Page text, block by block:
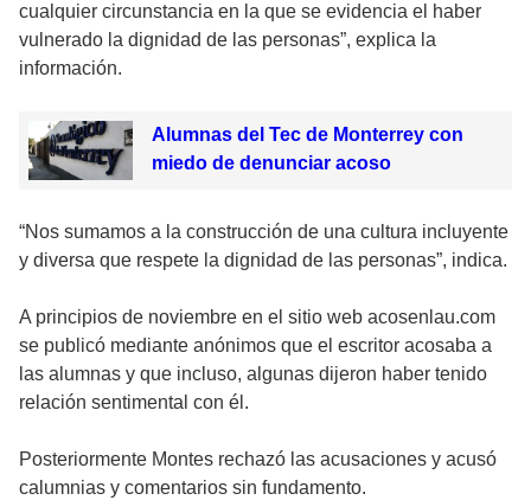
cualquier circunstancia en la que se evidencia el haber
vulnerado la dignidad de las personas”, explica la
información.
Alumnas del Tec de Monterrey con
miedo de denunciar acoso
“Nos sumamos a la construcción de una cultura incluyente
y diversa que respete la dignidad de las personas”, indica.
A principios de noviembre en el sitio web acosenlau.com
se publicó mediante anónimos que el escritor acosaba a
las alumnas y que incluso, algunas dijeron haber tenido
relación sentimental con él.
Posteriormente Montes rechazó las acusaciones y acusó
calumnias y comentarios sin fundamento.